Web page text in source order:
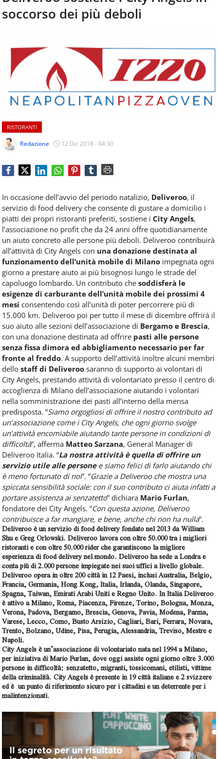
aggiornamenti
quotidiani
come
ospitalità,
ristorazione,
food
beverage,
catering
articoli
quotidiani
sul
dell'alimentazione,
dei
fuoricasa,
del
Food
Service
e
tutte
le
novità
del
comparto
Horeca.
CONTATTI
soccorso dei più deboli
RISTORANTI
Redazione 12 Dic 2018 - 04:30
In occasione dell’avvio del periodo natalizio, Deliveroo, il
servizio di food delivery che consente di gustare a domicilio i
piatti dei propri ristoranti preferiti, sostiene i City Angels,
l’associazione no profit che da 24 anni offre quotidianamente
un aiuto concreto alle persone più deboli. Deliveroo contribuirà
all’attività di City Angels con una donazione destinata al
funzionamento dell’unità mobile di Milano impegnata ogni
giorno a prestare aiuto ai più bisognosi lungo le strade del
capoluogo lombardo. Un contributo che soddisferà le
esigenze di carburante dell’unità mobile dei prossimi 4
mesi consentendo così all’unità di poter percorrere più di
15.000 km. Deliveroo poi per tutto il mese di dicembre offrirà il
suo aiuto alle sezioni dell’associazione di Bergamo e Brescia,
con una donazione destinata ad offrire pasti alle persone
senza fissa dimora ed abbigliamento necessario per far
fronte al freddo. A supporto dell’attività inoltre alcuni membri
dello staff di Deliveroo saranno di supporto ai volontari di
City Angels, prestando attività di volontariato presso il centro di
accoglienza di Milano dell’associazione aiutando i volontari
nella somministrazione dei pasti all’interno della mensa
predisposta. “Siamo orgogliosi di offrire il nostro contributo ad
un’associazione come i City Angels, che ogni giorno svolge
un’attività encomiabile aiutando tante persone in condizioni di
difficoltà”, afferma Matteo Sarzana, General Manager di
Deliveroo Italia. “La nostra attività è quella di offrire un
servizio utile alle personee siamo felici di farlo aiutando chi
è meno fortunato di noi”. “Grazie a Deliveroo che mostra una
spiccata sensibilità sociale: con il suo contributo ci aiuta infatti a
portare assistenza ai senzatetto” dichiara Mario Furlan,
fondatore dei City Angels. “Con questa azione, Deliveroo
contribuisce a far mangiare, e bene, anche chi non ha nulla”.
Deliverooè un servizio di food delivery fondato nel 2013 da William
Shu e Greg Orlowski. Deliveroo lavora con oltre 50.000 tra i migliori
ristoranti e con oltre 50.000 rider che garantiscono la migliore
esperienza di food delivery nel mondo. Deliveroo ha sede a Londra e
conta più di 2.000 persone impiegate nei suoi uffici a livello globale.
Deliveroo opera in oltre 200 città in 12 Paesi, inclusi Australia, Belgio,
Francia, Germania, Hong Kong, Italia, Irlanda, Olanda, Singapore,
Spagna, Taiwan, Emirati Arabi Uniti e Regno Unito. In Italia Deliveroo
è attivo a Milano, Roma, Piacenza, Firenze, Torino, Bologna, Monza,
Verona, Padova, Bergamo, Brescia, Genova, Pavia, Modena, Parma,
Varese, Lecco, Como, Busto Arsizio, Cagliari, Bari, Ferrara, Novara,
Trento, Bolzano, Udine, Pisa, Perugia, Alessandria, Treviso, Mestre e
Napoli.
City Angelsè un’associazione di volontariato nata nel 1994 a Milano,
per iniziativa di Mario Furlan, dove oggi assiste ogni giorno oltre 3.000
persone in difficoltà: senzatetto, migranti, tossicomani, etilisti, vittime
della criminalità. City Angels è presente in 19 città italiane e 2 svizzere
ed è un punto di riferimento sicuro per i cittadini e un deterrente per i
malintenzionati.